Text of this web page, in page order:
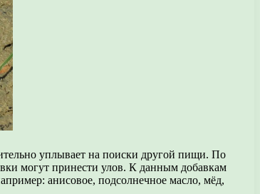
уплывает на поиски другой пищи. По
могут принести улов. К данным добавкам
анисовое, подсолнечное масло, мёд,